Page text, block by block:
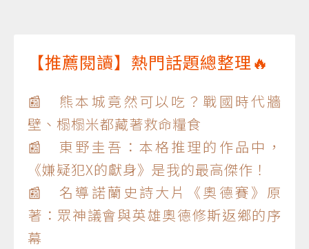
【推薦閱讀】熱門話題總整理🔥
📰 熊本城竟然可以吃？戰國時代牆
壁、榻榻米都藏著救命糧食
📰 東野圭吾：本格推理的作品中，
《嫌疑犯X的獻身》是我的最高傑作！
📰 名導諾蘭史詩大片《奧德賽》原
著：眾神議會與英雄奧德修斯返鄉的序
幕